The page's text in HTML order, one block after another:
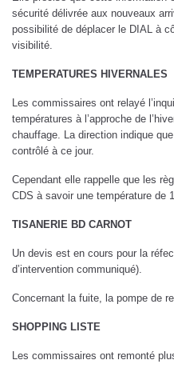
sécurité délivrée aux nouveaux
possibilité de déplacer le DIAL à
visibilité.
TEMPERATURES HIVERNALES
Les commissaires ont relayé
températures à l’approche de
chauffage. La direction indique
contrôlé à ce jour.
Cependant elle rappelle que les
CDS à savoir une température de
TISANERIE BD CARNOT
Un devis est en cours pour la
d’intervention communiqué).
Concernant la fuite, la pompe de
SHOPPING LISTE
Les commissaires ont remonté